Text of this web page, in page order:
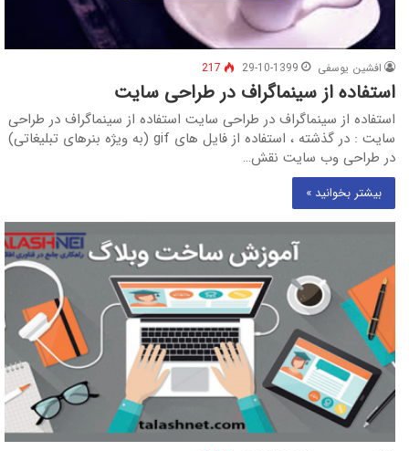
افشین یوسفی 29-10-1399
217
استفاده از سینماگراف در طراحی سایت
استفاده از سینماگراف در طراحی سایت استفاده از سینماگراف در طراحی
سایت : در گذشته ، استفاده از فایل های gif (به ویژه بنرهای تبلیغاتی)
در طراحی وب سایت نقش…
بیشتر بخوانید »